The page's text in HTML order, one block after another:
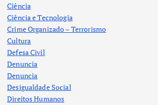
Ciência
Ciência e Tecnologia
Crime Organizado – Terrorismo
Cultura
Defesa Civil
Denuncia
Denuncia
Desigualdade Social
Direitos Humanos